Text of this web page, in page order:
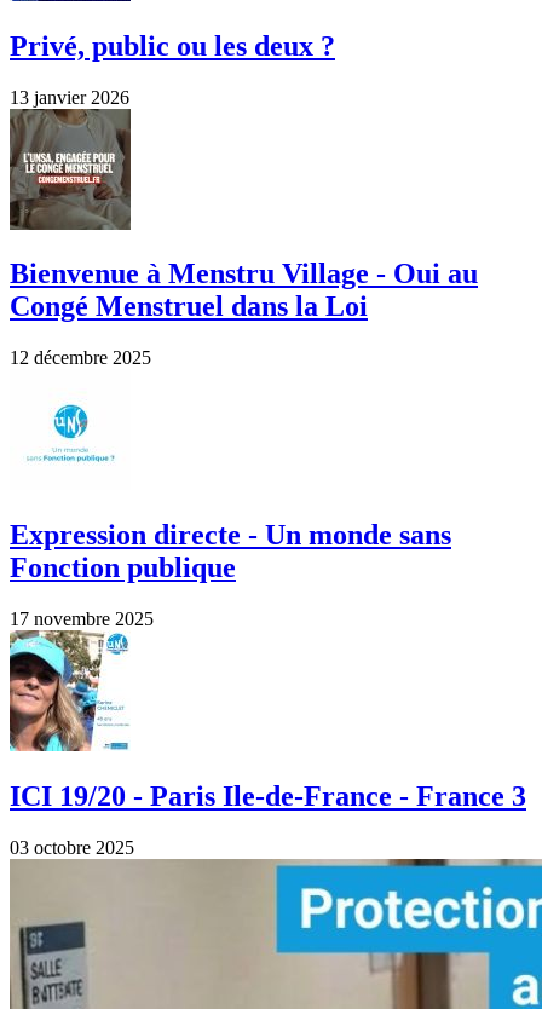
Privé, public ou les deux ?
13 janvier 2026
Bienvenue à Menstru Village - Oui au
Congé Menstruel dans la Loi
12 décembre 2025
Expression directe - Un monde sans
Fonction publique
17 novembre 2025
ICI 19/20 - Paris Ile-de-France - France 3
03 octobre 2025